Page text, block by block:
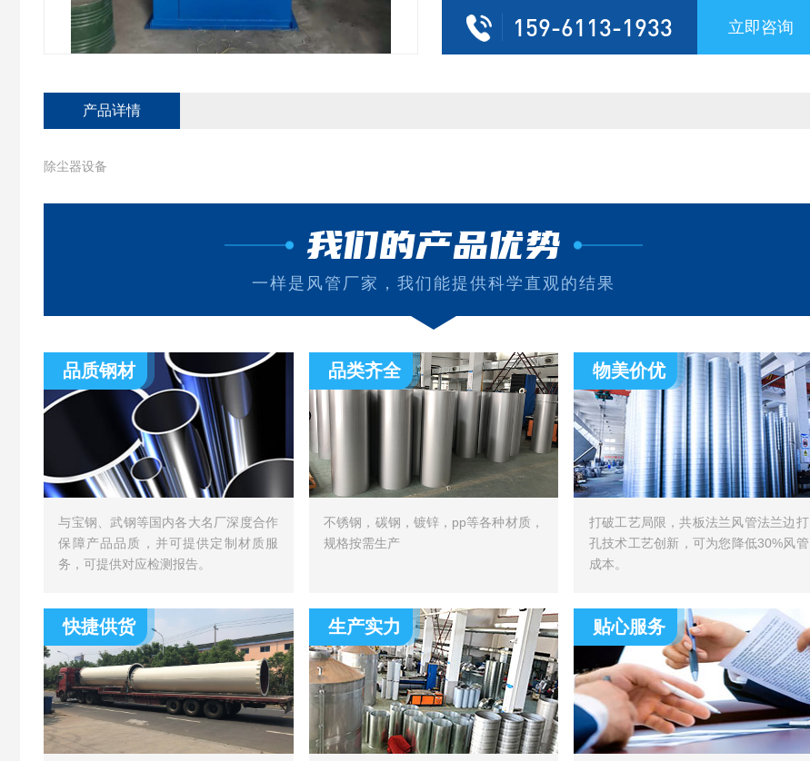
159-6113-1933 立即咨询
产品详情
除尘器设备
我们的产品优势
一样是风管厂家，我们能提供科学直观的结果
品质钢材
与宝钢、武钢等国内各大名厂深度合作
保障产品品质，并可提供定制材质服
务，可提供对应检测报告。
品类齐全
不锈钢，碳钢，镀锌，pp等各种材质，
规格按需生产
物美价优
打破工艺局限，共板法兰风管法兰边打
孔技术工艺创新，可为您降低30%风管
成本。
快捷供货 生产实力 贴心服务